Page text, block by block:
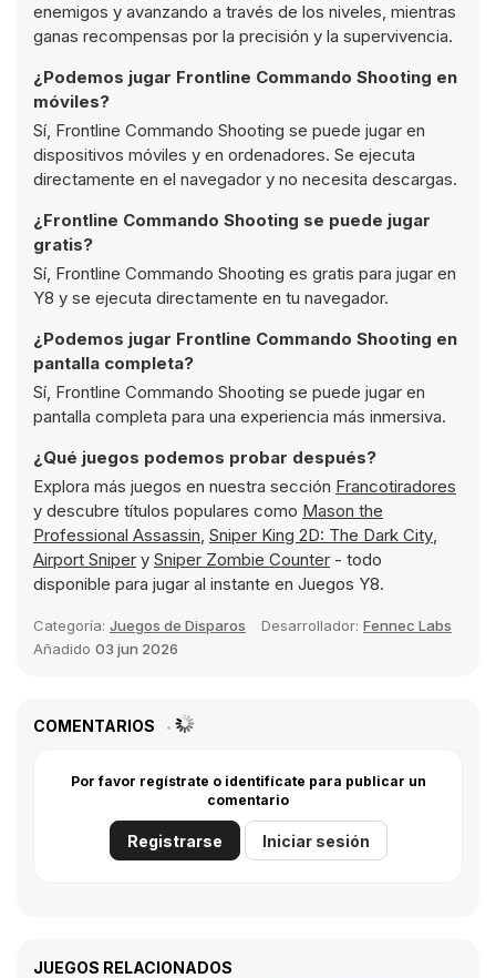
enemigos y avanzando a través de los niveles, mientras
ganas recompensas por la precisión y la supervivencia.
¿Podemos jugar Frontline Commando Shooting en
móviles?
Sí, Frontline Commando Shooting se puede jugar en
dispositivos móviles y en ordenadores. Se ejecuta
directamente en el navegador y no necesita descargas.
¿Frontline Commando Shooting se puede jugar
gratis?
Sí, Frontline Commando Shooting es gratis para jugar en
Y8 y se ejecuta directamente en tu navegador.
¿Podemos jugar Frontline Commando Shooting en
pantalla completa?
Sí, Frontline Commando Shooting se puede jugar en
pantalla completa para una experiencia más inmersiva.
¿Qué juegos podemos probar después?
Explora más juegos en nuestra sección Francotiradores
y descubre títulos populares como Mason the
Professional Assassin, Sniper King 2D: The Dark City,
Airport Sniper y Sniper Zombie Counter - todo
disponible para jugar al instante en Juegos Y8.
Categoría: Juegos de Disparos Desarrollador: Fennec Labs
Añadido 03 jun 2026
COMENTARIOS
Por favor regístrate o identifícate para publicar un
comentario
Registrarse Iniciar sesión
JUEGOS RELACIONADOS